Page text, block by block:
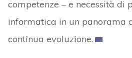
competenze – e necessità di
informatica in un panorama
continua evoluzione.